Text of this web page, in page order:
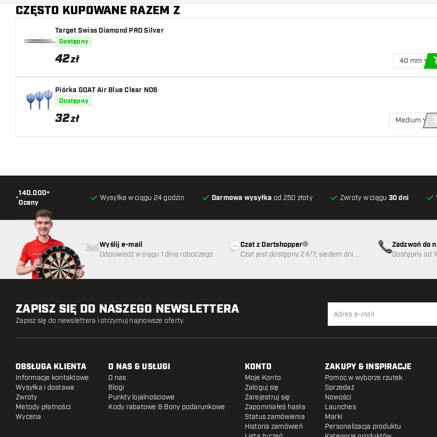
Główny kolor
CZĘSTO KUPOWANE RAZEM Z
Target Swiss Diamond PRO Silver
Dostępny
42zł 40 mm
Piórka GOAT Air Blue Clear NO6
Dostępny
32zł Medium
•
140.000+
Oceny
Wysyłka w ciągu 24 godzin Darmowa wysyłka od 250 złoty Zwroty w ciągu 30 dni
Wyślij e-mail
Odpowiedź w ciągu 1 dnia roboczego
Czat z DartshopperObsługa klienta niedostępna
Czat jest dostępny 24/7, siedem dni w
Zadzwoń do
89
Dostępny od
ZAPISZ SIĘ DO NASZEGO NEWSLETTERA
Zapisz się do newslettera i otrzymuj najnowsze oferty.
OBSŁUGA KLIENTA
Informacje kontaktowe
Wysyłka i dostawa
Zwroty
Metody płatności
Wycena
O NAS & USŁUGI
O nas
Blogi
Punkty lojalnościowe
Kody rabatowe & Bony podarunkowe
KONTO
Moje Konto
Zaloguj się
Zarejestruj się
Zapomniałeś hasła
Status zamówienia
Historia zamówień
ZAKUPY & INSPIRACJE
Pomoc w wyborze rzutek
Sprzedaż
Nowości
Launches
Marki
Personalizacja produktu